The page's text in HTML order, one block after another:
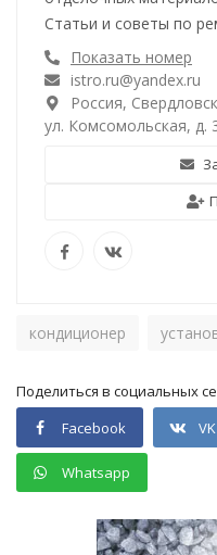
Статьи и советы по
Показать номер
istro.ru@yandex.ru
Россия,
ул. Комсомольская, д.
кондиционер
Поделиться в социальных
Facebook
VK
Whatsapp